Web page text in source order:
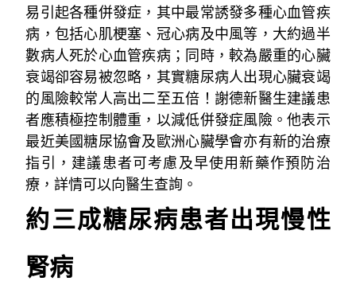
易引起各種併發症，其中最常誘發多種心血管疾
病，包括心肌梗塞、冠心病及中風等，大約過半
數病人死於心血管疾病；同時，較為嚴重的心臟
衰竭卻容易被忽略，其實糖尿病人出現心臟衰竭
的風險較常人高出二至五倍！謝德新醫生建議患
者應積極控制體重，以減低併發症風險。他表示
最近美國糖尿協會及歐洲心臟學會亦有新的治療
指引，建議患者可考慮及早使用新藥作預防治
療，詳情可以向醫生查詢。
約三成糖尿病患者出現慢性
腎病